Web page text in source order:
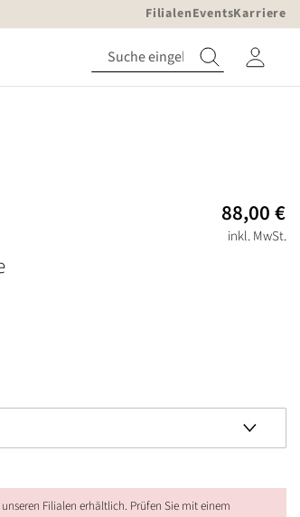
FilialenEventsKarriere
88,00 €
inkl. MwSt.
Filialen erhältlich. Prüfen Sie mit einem